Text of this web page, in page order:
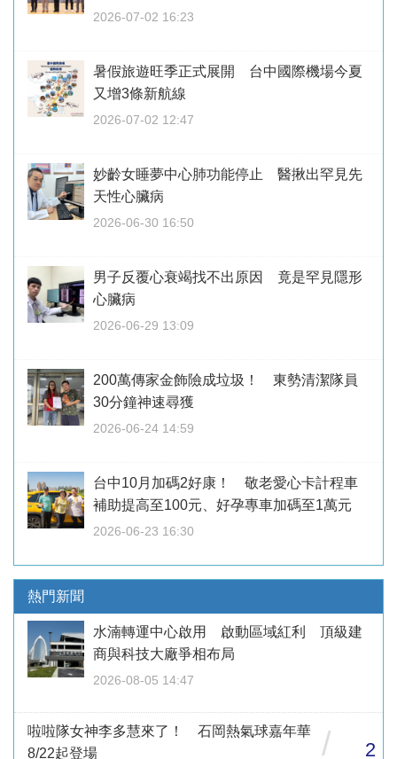
2026-07-02 16:23
暑假旅遊旺季正式展開 台中國際機場今夏
又增3條新航線
2026-07-02 12:47
妙齡女睡夢中心肺功能停止 醫揪出罕見先
天性心臟病
2026-06-30 16:50
男子反覆心衰竭找不出原因 竟是罕見隱形
心臟病
2026-06-29 13:09
200萬傳家金飾險成垃圾！ 東勢清潔隊員
30分鐘神速尋獲
2026-06-24 14:59
台中10月加碼2好康！ 敬老愛心卡計程車
補助提高至100元、好孕專車加碼至1萬元
2026-06-23 16:30
熱門新聞
水湳轉運中心啟用 啟動區域紅利 頂級建
商與科技大廠爭相布局
2026-08-05 14:47
啦啦隊女神李多慧來了！ 石岡熱氣球嘉年華
8/22起登場
/ 2